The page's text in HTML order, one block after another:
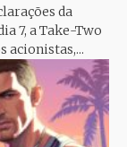
da
7, a Take-Two
acionistas,...